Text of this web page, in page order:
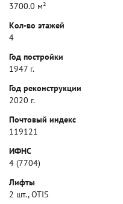
3700.0 м²
Кол-во этажей
4
Год постройки
1947 г.
Год реконструкции
2020 г.
Почтовый индекс
119121
ИФНС
4 (7704)
Лифты
2 шт., OTIS